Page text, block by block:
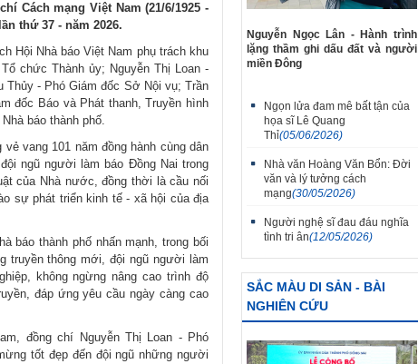
Cách mạng Việt Nam (21/6/1925 -
thứ 37 - năm 2026.
Hội Nhà báo Việt Nam phụ trách khu
chức Thành ủy; Nguyễn Thị Loan -
Thủy - Phó Giám đốc Sở Nội vụ; Trần
đốc Báo và Phát thanh, Truyền hình
báo thành phố.
vang 101 năm đồng hành cùng dân
ngũ người làm báo Đồng Nai trong
của Nhà nước, đồng thời là cầu nối
sự phát triển kinh tế - xã hội của địa
báo thành phố nhấn mạnh, trong bối
truyền thông mới, đội ngũ người làm
không ngừng nâng cao trình độ
đáp ứng yêu cầu ngày càng cao
đồng chí Nguyễn Thị Loan - Phó
tốt đẹp đến đội ngũ những người
Nguyễn Ngọc Lân - Hành trình
lặng thầm ghi dấu đất và người
miền Đông
Ngọn lửa đam mê bất tận của
họa sĩ Lê Quang
Thỉ(05/06/2026)
Nhà văn Hoàng Văn Bổn: Đời
văn và lý tưởng cách
mạng(30/05/2026)
Người nghệ sĩ đau đáu nghĩa
tình tri ân(12/05/2026)
SẮC MÀU DI SẢN - BÀI
NGHIÊN CỨU